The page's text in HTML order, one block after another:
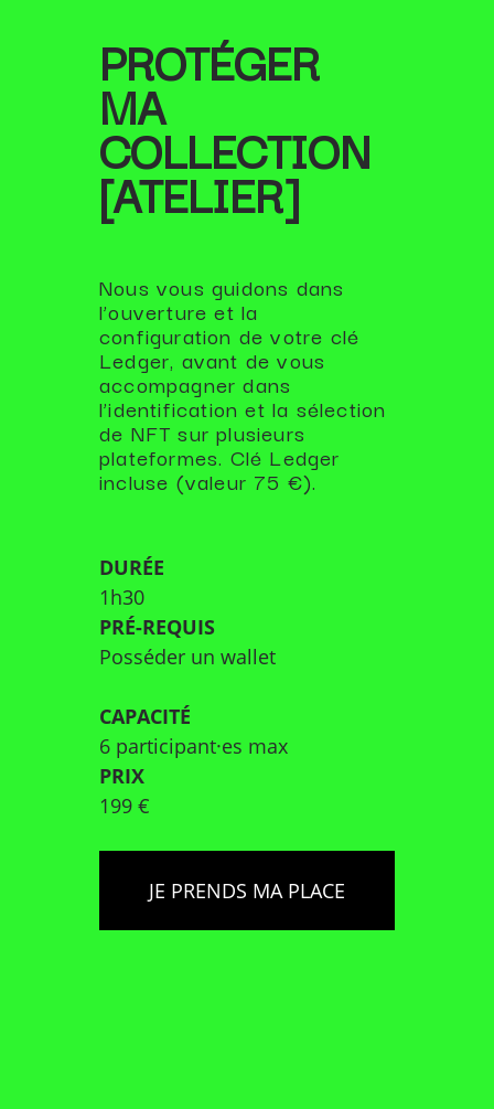
PROTÉGER
MA
COLLECTION
[ATELIER]
Nous vous guidons dans
l’ouverture et la
configuration de votre clé
Ledger, avant de vous
accompagner dans
l’identification et la sélection
de NFT sur plusieurs
plateformes. Clé Ledger
incluse (valeur 75 €).
DURÉE
1h30
PRÉ-REQUIS
Posséder un wallet
CAPACITÉ
6 participant·es max
PRIX
199 €
JE PRENDS MA PLACE